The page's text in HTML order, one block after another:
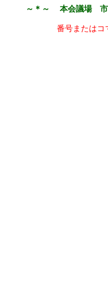
～＊～ 本会議場 市
番号またはコ